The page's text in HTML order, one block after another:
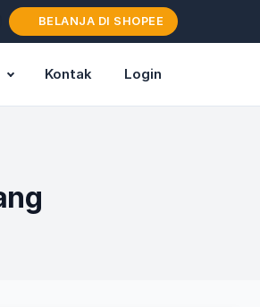
BELANJA DI SHOPEE
Kontak Login